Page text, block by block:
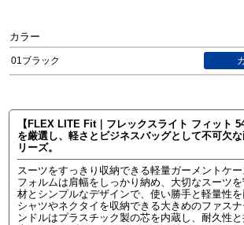
カラー
01ブラック
【FLEX LITE Fit｜フレックスライト フィット
を厳選し、軽さとビジネスバッグとして不可欠
リーズ。
スーツをすっきり収納できる軽量ガーメントケ
フォルムは肩幅をしっかり納め、大切なスーツ
材とシンプルなデザインで、使い勝手と軽量性
シャツやネクタイを収納できる大きめのファス
ンドルはプラスチック製の芯を内蔵し、耐久性